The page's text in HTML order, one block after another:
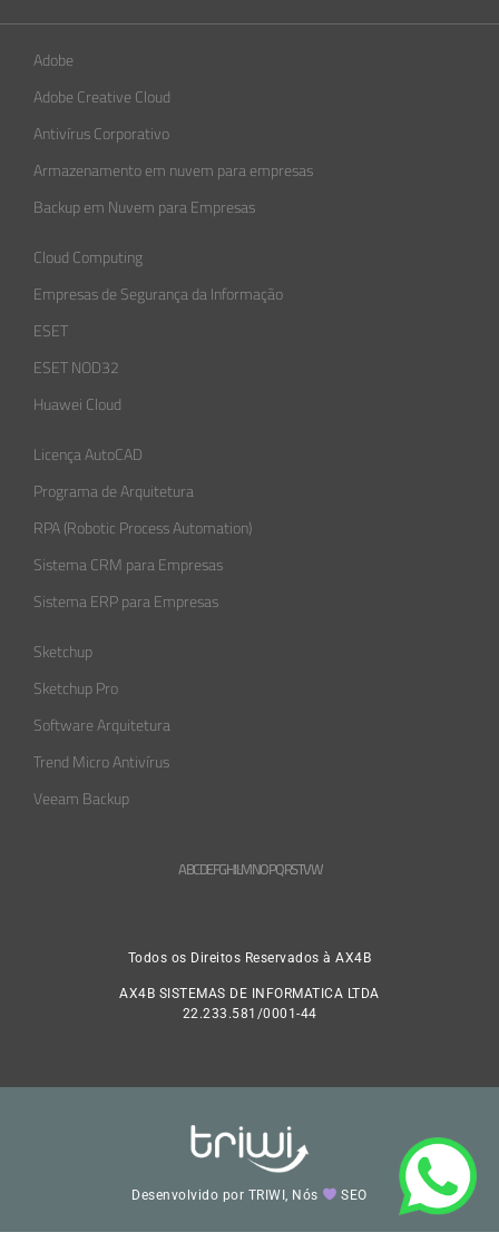
Adobe
Adobe Creative Cloud
Antivírus Corporativo
Armazenamento em nuvem para empresas
Backup em Nuvem para Empresas
Cloud Computing
Empresas de Segurança da Informação​
ESET
ESET NOD32
Huawei Cloud
Licença AutoCAD
Programa de Arquitetura
RPA (Robotic Process Automation)
Sistema CRM para Empresas
Sistema ERP para Empresas
Sketchup
Sketchup Pro
Software Arquitetura
Trend Micro Antivírus
Veeam Backup
ABCDEFGHLMNOPQRSTVW
Todos os Direitos Reservados à AX4B
AX4B SISTEMAS DE INFORMATICA LTDA
22.233.581/0001-44
Desenvolvido por TRIWI, Nós SEO